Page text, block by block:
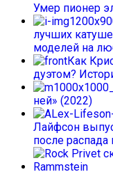
Умер пионер
лучших
моделей на
Как
дуэтом?
ней» (2022)
Лайфсон
после распада